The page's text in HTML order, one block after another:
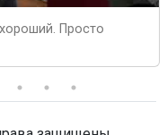
Просто